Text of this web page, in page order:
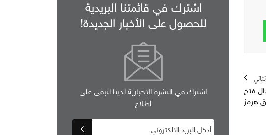
آمال فتح
هرمز
اشترك في قائمتنا البريدية
للحصول على الأخبار الجديدة!
اشترك في النشرة الإخبارية لدينا لتبقى على
اطلاع